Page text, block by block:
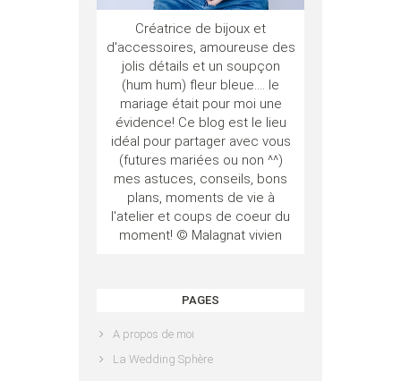
Créatrice de bijoux et
d'accessoires, amoureuse des
jolis détails et un soupçon
(hum hum) fleur bleue.... le
mariage était pour moi une
évidence! Ce blog est le lieu
idéal pour partager avec vous
(futures mariées ou non ^^)
mes astuces, conseils, bons
plans, moments de vie à
l'atelier et coups de coeur du
moment! © Malagnat vivien
PAGES
A propos de moi
La Wedding Sphère